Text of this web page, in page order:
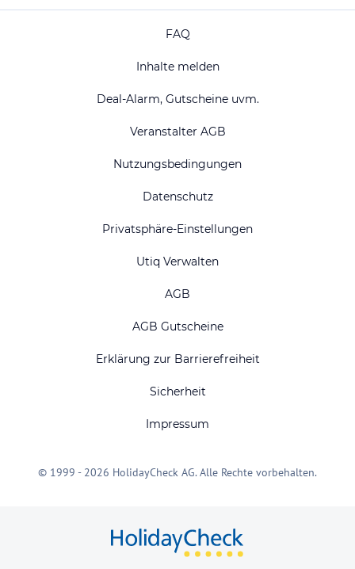
FAQ
Inhalte melden
Deal-Alarm, Gutscheine uvm.
Veranstalter AGB
Nutzungsbedingungen
Datenschutz
Privatsphäre-Einstellungen
Utiq Verwalten
AGB
AGB Gutscheine
Erklärung zur Barrierefreiheit
Sicherheit
Impressum
© 1999 - 2026 HolidayCheck AG. Alle Rechte vorbehalten.